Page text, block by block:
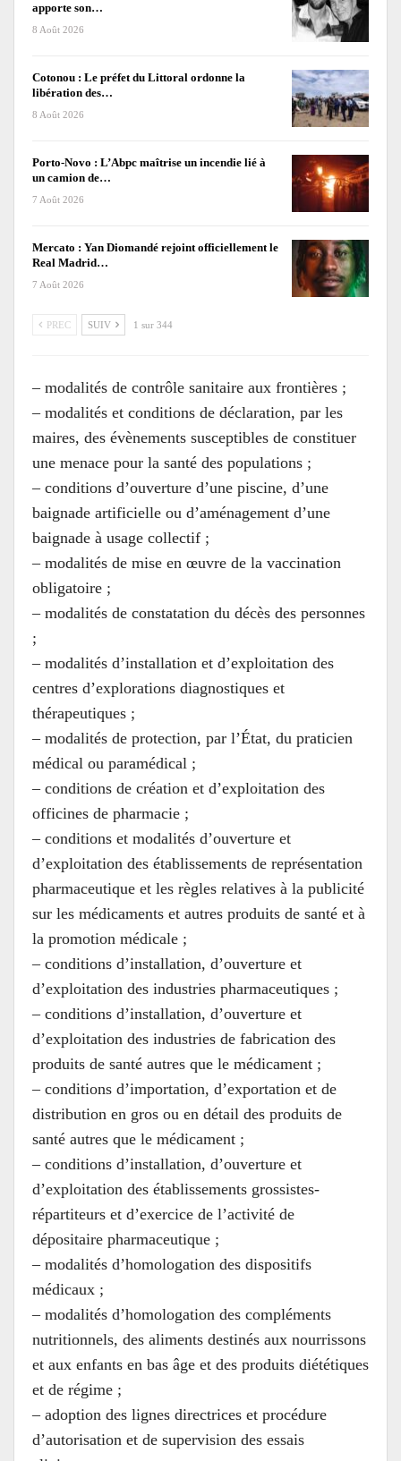
apporte son…
8 Août 2026
Cotonou : Le préfet du Littoral ordonne la
libération des…
8 Août 2026
Porto-Novo : L’Abpc maîtrise un incendie lié à
un camion de…
7 Août 2026
Mercato : Yan Diomandé rejoint officiellement le
Real Madrid…
7 Août 2026
PREC SUIV 1 sur 344
– modalités de contrôle sanitaire aux frontières ;
– modalités et conditions de déclaration, par les
maires, des évènements susceptibles de constituer
une menace pour la santé des populations ;
– conditions d’ouverture d’une piscine, d’une
baignade artificielle ou d’aménagement d’une
baignade à usage collectif ;
– modalités de mise en œuvre de la vaccination
obligatoire ;
– modalités de constatation du décès des personnes
;
– modalités d’installation et d’exploitation des
centres d’explorations diagnostiques et
thérapeutiques ;
– modalités de protection, par l’État, du praticien
médical ou paramédical ;
– conditions de création et d’exploitation des
officines de pharmacie ;
– conditions et modalités d’ouverture et
d’exploitation des établissements de représentation
pharmaceutique et les règles relatives à la publicité
sur les médicaments et autres produits de santé et à
la promotion médicale ;
– conditions d’installation, d’ouverture et
d’exploitation des industries pharmaceutiques ;
– conditions d’installation, d’ouverture et
d’exploitation des industries de fabrication des
produits de santé autres que le médicament ;
– conditions d’importation, d’exportation et de
distribution en gros ou en détail des produits de
santé autres que le médicament ;
– conditions d’installation, d’ouverture et
d’exploitation des établissements grossistes-
répartiteurs et d’exercice de l’activité de
dépositaire pharmaceutique ;
– modalités d’homologation des dispositifs
médicaux ;
– modalités d’homologation des compléments
nutritionnels, des aliments destinés aux nourrissons
et aux enfants en bas âge et des produits diététiques
et de régime ;
– adoption des lignes directrices et procédure
d’autorisation et de supervision des essais